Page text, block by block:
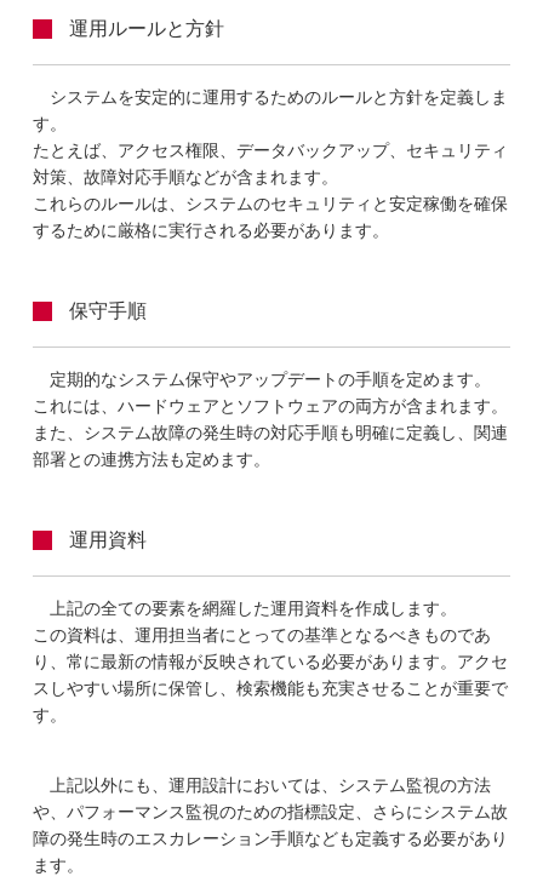
運用ルールと方針
システムを安定的に運用するためのルールと方針を定義しま
す。
たとえば、アクセス権限、データバックアップ、セキュリティ
対策、故障対応手順などが含まれます。
これらのルールは、システムのセキュリティと安定稼働を確保
するために厳格に実行される必要があります。
保守手順
定期的なシステム保守やアップデートの手順を定めます。
これには、ハードウェアとソフトウェアの両方が含まれます。
また、システム故障の発生時の対応手順も明確に定義し、関連
部署との連携方法も定めます。
運用資料
上記の全ての要素を網羅した運用資料を作成します。
この資料は、運用担当者にとっての基準となるべきものであ
り、常に最新の情報が反映されている必要があります。アクセ
スしやすい場所に保管し、検索機能も充実させることが重要で
す。
上記以外にも、運用設計においては、システム監視の方法
や、パフォーマンス監視のための指標設定、さらにシステム故
障の発生時のエスカレーション手順なども定義する必要があり
ます。